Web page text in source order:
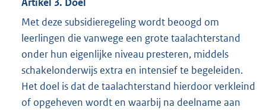
Met deze subsidieregeling wordt beoogd om
leerlingen die vanwege een grote taalachterstand
onder hun eigenlijke niveau presteren, middels
schakelonderwijs extra en intensief te begeleiden.
Het doel is dat de taalachterstand hierdoor verkleind
of opgeheven wordt en waarbij na deelname aan